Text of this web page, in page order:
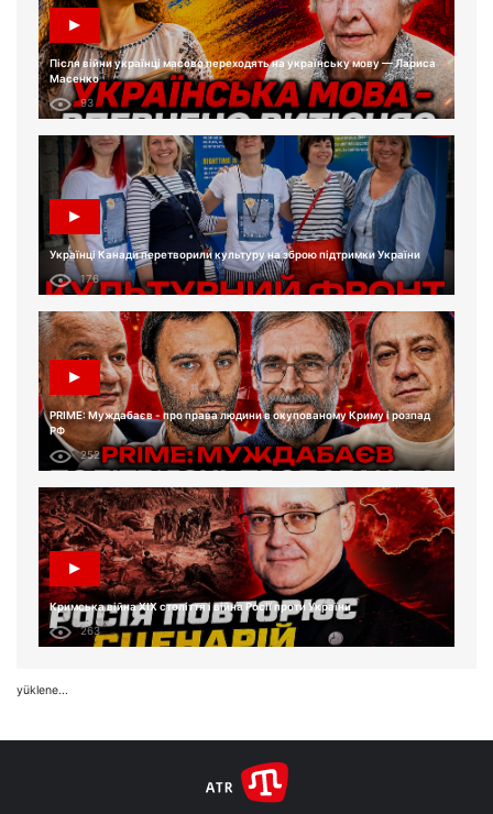
Після війни українці масово переходять на українську мову — Лариса
Масенко
93
Українці Канади перетворили культуру на зброю підтримки України
176
PRIME: Муждабаєв - про права людини в окупованому Криму і розпад
РФ
252
Кримська війна XIX століття і війна Росії проти України
263
yüklene...